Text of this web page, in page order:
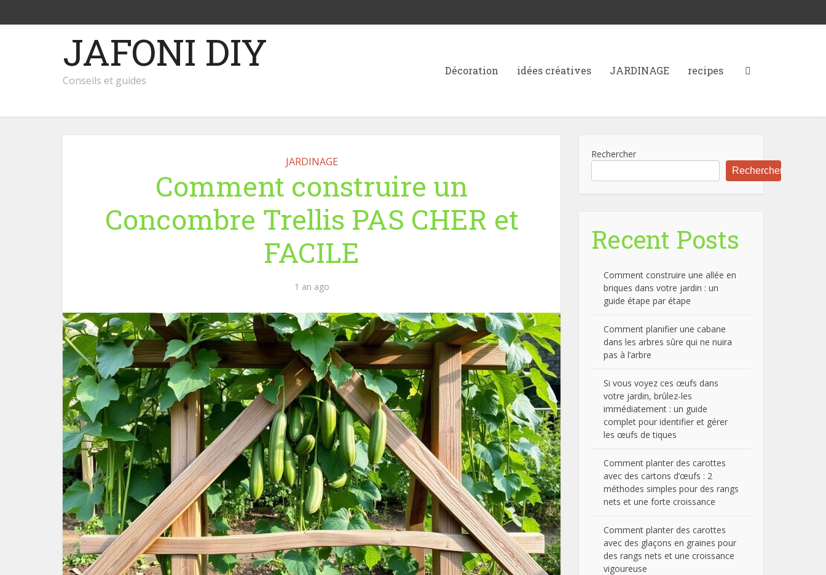
JAFONI DIY
Conseils et guides
Décoration idées créatives JARDINAGE recipes
JARDINAGE
Comment construire un
Concombre Trellis PAS CHER et
FACILE
1 an ago
Rechercher
Rechercher
Recent Posts
Comment construire une allée en
briques dans votre jardin : un
guide étape par étape
Comment planifier une cabane
dans les arbres sûre qui ne nuira
pas à l’arbre
Si vous voyez ces œufs dans
votre jardin, brûlez-les
immédiatement : un guide
complet pour identifier et gérer
les œufs de tiques
Comment planter des carottes
avec des cartons d’œufs : 2
méthodes simples pour des rangs
nets et une forte croissance
Comment planter des carottes
avec des glaçons en graines pour
des rangs nets et une croissance
vigoureuse